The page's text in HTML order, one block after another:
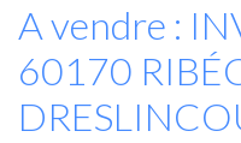
A vendre :
60170